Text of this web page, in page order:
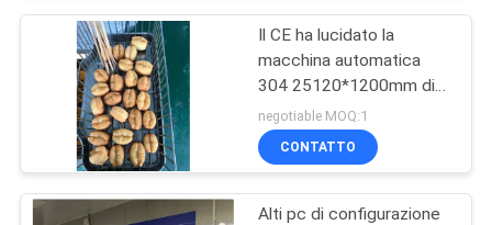
Macchina farcita
cotta a vapore del
panino
Il CE ha lucidato la
macchina automatica
304 25120*1200mm di
Churro
negotiable MOQ:1
CONTATTO
Alti pc di configurazione